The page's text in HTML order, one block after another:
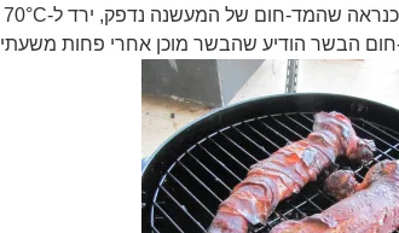
הבשר הודיע שהבשר מוכן אחרי פחות